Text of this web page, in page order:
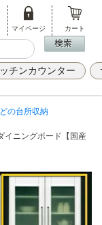
マイページ カート
チンカウンター
の台所収納
イニングボード【国産